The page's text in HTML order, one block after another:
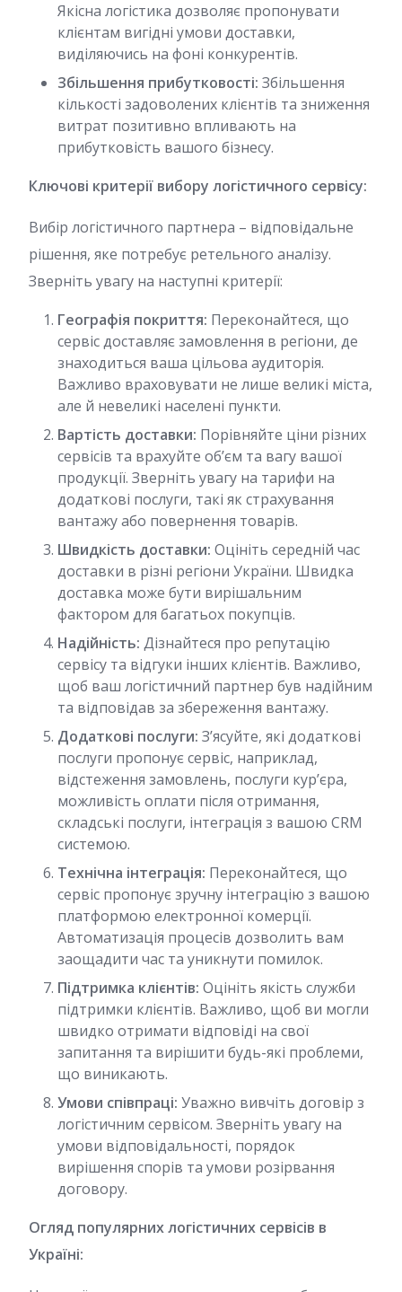
Якісна логістика дозволяє пропонувати
клієнтам вигідні умови доставки,
виділяючись на фоні конкурентів.
Збільшення прибутковості: Збільшення
кількості задоволених клієнтів та зниження
витрат позитивно впливають на
прибутковість вашого бізнесу.
Ключові критерії вибору логістичного сервісу:
Вибір логістичного партнера – відповідальне
рішення, яке потребує ретельного аналізу.
Зверніть увагу на наступні критерії:
Географія покриття: Переконайтеся, що
сервіс доставляє замовлення в регіони, де
знаходиться ваша цільова аудиторія.
Важливо враховувати не лише великі міста,
але й невеликі населені пункти.
Вартість доставки: Порівняйте ціни різних
сервісів та врахуйте об’єм та вагу вашої
продукції. Зверніть увагу на тарифи на
додаткові послуги, такі як страхування
вантажу або повернення товарів.
Швидкість доставки: Оцініть середній час
доставки в різні регіони України. Швидка
доставка може бути вирішальним
фактором для багатьох покупців.
Надійність: Дізнайтеся про репутацію
сервісу та відгуки інших клієнтів. Важливо,
щоб ваш логістичний партнер був надійним
та відповідав за збереження вантажу.
Додаткові послуги: З’ясуйте, які додаткові
послуги пропонує сервіс, наприклад,
відстеження замовлень, послуги кур’єра,
можливість оплати після отримання,
складські послуги, інтеграція з вашою CRM
системою.
Технічна інтеграція: Переконайтеся, що
сервіс пропонує зручну інтеграцію з вашою
платформою електронної комерції.
Автоматизація процесів дозволить вам
заощадити час та уникнути помилок.
Підтримка клієнтів: Оцініть якість служби
підтримки клієнтів. Важливо, щоб ви могли
швидко отримати відповіді на свої
запитання та вирішити будь-які проблеми,
що виникають.
Умови співпраці: Уважно вивчіть договір з
логістичним сервісом. Зверніть увагу на
умови відповідальності, порядок
вирішення спорів та умови розірвання
договору.
Огляд популярних логістичних сервісів в
Україні: